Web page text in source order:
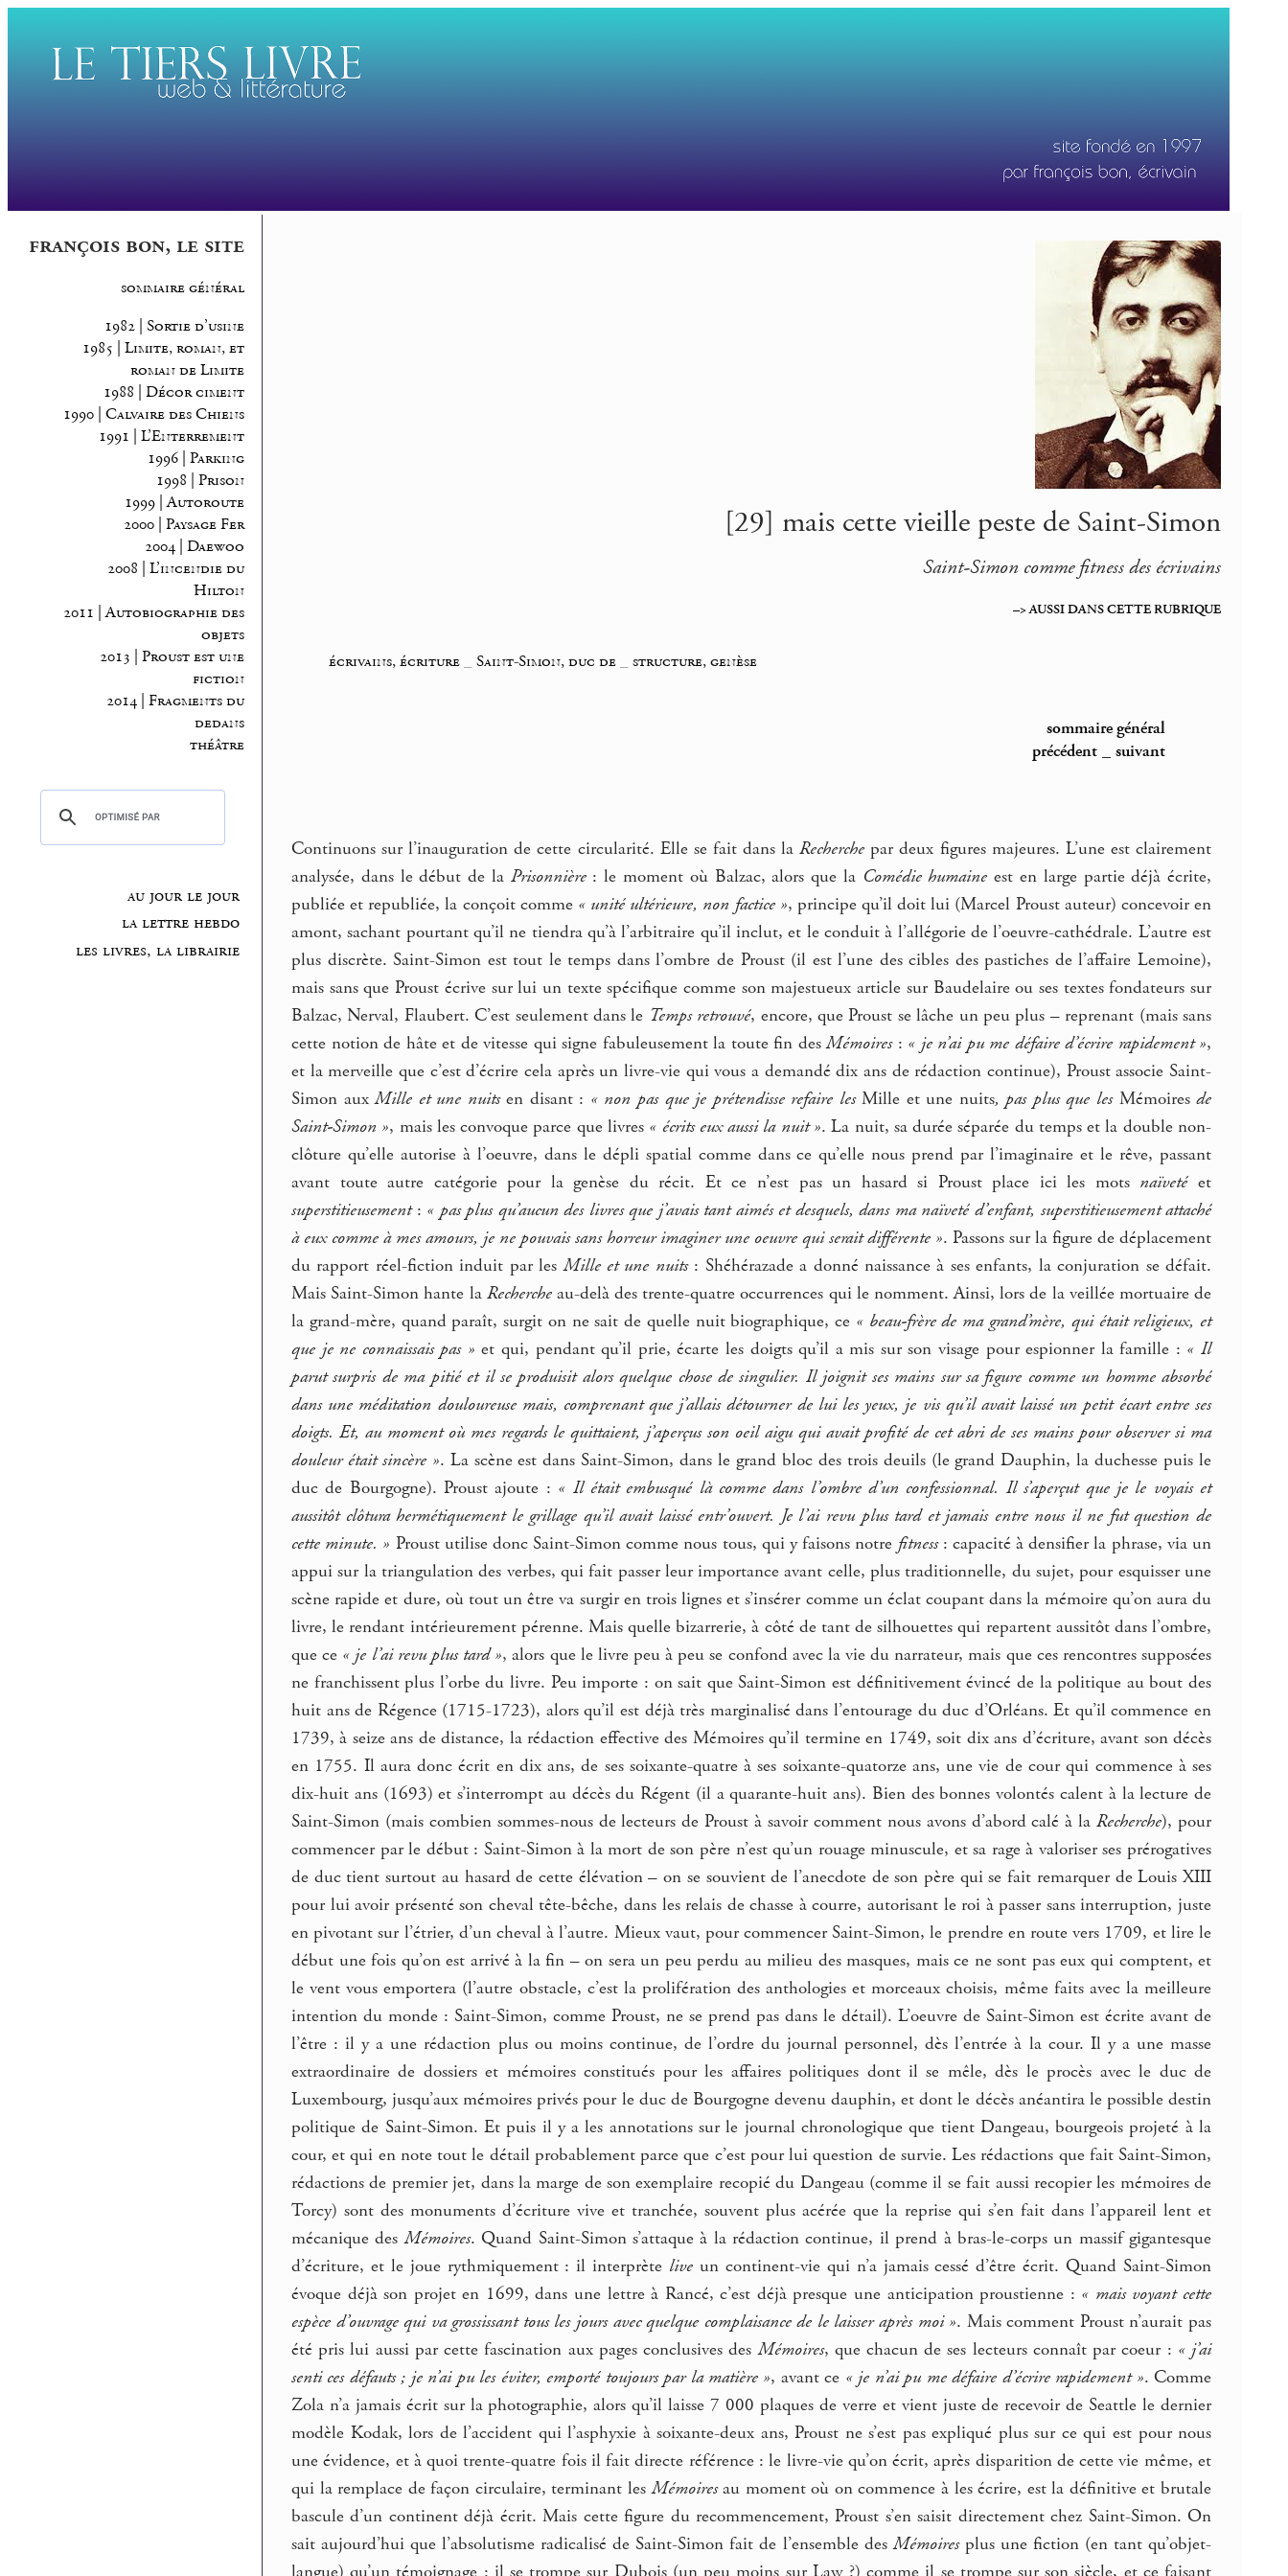
françois bon, le site
sommaire général
1982 | Sortie d’usine
1985 | Limite, roman, et
roman de Limite
1988 | Décor ciment
1990 | Calvaire des Chiens
1991 | L’Enterrement
1996 | Parking
1998 | Prison
1999 | Autoroute
2000 | Paysage Fer
2004 | Daewoo
2008 | L’incendie du
Hilton
2011 | Autobiographie des
objets
2013 | Proust est une
fiction
2014 | Fragments du
dedans
théâtre
au jour le jour
la lettre hebdo
les livres, la librairie
[29] mais cette vieille peste de Saint-Simon
Saint-Simon comme fitness des écrivains
–> AUSSI DANS CETTE RUBRIQUE
écrivains, écriture _Saint-Simon, duc de _structure, genèse
sommaire général
précédent _suivant
Continuons sur l’inauguration de cette circularité. Elle se fait dans laRecherche par deux figures majeures. L’une est clairement
analysée, dans le début de la Prisonnière: le moment où Balzac, alors que la Comédie humaine est en large partie déjà écrite,
publiée et republiée, la conçoit comme « unité ultérieure, non factice », principe qu’il doit lui (Marcel Proust auteur) concevoir en
amont, sachant pourtant qu’il ne tiendra qu’à l’arbitraire qu’il inclut, et le conduit à l’allégorie de l’oeuvre-cathédrale. L’autre est
plus discrète. Saint-Simon est tout le temps dans l’ombre de Proust (il est l’une des cibles des pastiches de l’affaire Lemoine),
mais sans que Proust écrive sur lui un texte spécifique comme son majestueux article sur Baudelaire ou ses textes fondateurs sur
Balzac, Nerval, Flaubert. C’est seulement dans le Temps retrouvé, encore, que Proust se lâche un peu plus – reprenant (mais sans
cette notion de hâte et de vitesse qui signe fabuleusement la toute fin desMémoires: « je n’ai pu me défaire d’écrire rapidement »,
et la merveille que c’est d’écrire cela après un livre-vie qui vous a demandé dix ans de rédaction continue), Proust associe Saint-
Simon auxMille et une nuitsen disant : « non pas que je prétendisse refaire lesMille et une nuits, pas plus que lesMémoiresde
Saint-Simon », mais les convoque parce que livres « écrits eux aussi la nuit ». La nuit, sa durée séparée du temps et la double non-
clôture qu’elle autorise à l’oeuvre, dans le dépli spatial comme dans ce qu’elle nous prend par l’imaginaire et le rêve, passant
avant toute autre catégorie pour la genèse du récit. Et ce n’est pas un hasard si Proust place ici les mots naïvetéet
superstitieusement: « pas plus qu’aucun des livres que j’avais tant aimés et desquels, dans ma naïveté d’enfant, superstitieusement attaché
à eux comme à mes amours, je ne pouvais sans horreur imaginer une oeuvre qui serait différente ». Passons sur la figure de déplacement
du rapport réel-fiction induit par lesMille et une nuits: Shéhérazade a donné naissance à ses enfants, la conjuration se défait.
Mais Saint-Simon hante la Rechercheau-delà des trente-quatre occurrences qui le nomment. Ainsi, lors de la veillée mortuaire de
la grand-mère, quand paraît, surgit on ne sait de quelle nuit biographique, ce « beau-frère de ma grand’mère, qui était religieux, et
que je ne connaissais pas » et qui, pendant qu’il prie, écarte les doigts qu’il a mis sur son visage pour espionner la famille : « Il
parut surpris de ma pitié et il se produisit alors quelque chose de singulier. Il joignit ses mains sur sa figure comme un homme absorbé
dans une méditation douloureuse mais, comprenant que j’allais détourner de lui les yeux, je vis qu’il avait laissé un petit écart entre ses
doigts. Et, au moment où mes regards le quittaient, j’aperçus son oeil aigu qui avait profité de cet abri de ses mains pour observer si ma
douleur était sincère ». La scène est dans Saint-Simon, dans le grand bloc des trois deuils (le grand Dauphin, la duchesse puis le
duc de Bourgogne). Proust ajoute : « Il était embusqué là comme dans l’ombre d’un confessionnal. Il s’aperçut que je le voyais et
aussitôt clôtura hermétiquement le grillage qu’il avait laissé entr’ouvert. Je l’ai revu plus tard et jamais entre nous il ne fut question de
cette minute. » Proust utilise donc Saint-Simon comme nous tous, qui y faisons notre fitness: capacité à densifier la phrase, via un
appui sur la triangulation des verbes, qui fait passer leur importance avant celle, plus traditionnelle, du sujet, pour esquisser une
scène rapide et dure, où tout un être va surgir en trois lignes et s’insérer comme un éclat coupant dans la mémoire qu’on aura du
livre, le rendant intérieurement pérenne. Mais quelle bizarrerie, à côté de tant de silhouettes qui repartent aussitôt dans l’ombre,
que ce « je l’ai revu plus tard », alors que le livre peu à peu se confond avec la vie du narrateur, mais que ces rencontres supposées
ne franchissent plus l’orbe du livre. Peu importe : on sait que Saint-Simon est définitivement évincé de la politique au bout des
huit ans de Régence (1715-1723), alors qu’il est déjà très marginalisé dans l’entourage du duc d’Orléans. Et qu’il commence en
1739, à seize ans de distance, la rédaction effective des Mémoires qu’il termine en 1749, soit dix ans d’écriture, avant son décès
en 1755. Il aura donc écrit en dix ans, de ses soixante-quatre à ses soixante-quatorze ans, une vie de cour qui commence à ses
dix-huit ans (1693) et s’interrompt au décès du Régent (il a quarante-huit ans). Bien des bonnes volontés calent à la lecture de
Saint-Simon (mais combien sommes-nous de lecteurs de Proust à savoir comment nous avons d’abord calé à laRecherche), pour
commencer par le début : Saint-Simon à la mort de son père n’est qu’un rouage minuscule, et sa rage à valoriser ses prérogatives
de duc tient surtout au hasard de cette élévation – on se souvient de l’anecdote de son père qui se fait remarquer de Louis XIII
pour lui avoir présenté son cheval tête-bêche, dans les relais de chasse à courre, autorisant le roi à passer sans interruption, juste
en pivotant sur l’étrier, d’un cheval à l’autre. Mieux vaut, pour commencer Saint-Simon, le prendre en route vers 1709, et lire le
début une fois qu’on est arrivé à la fin – on sera un peu perdu au milieu des masques, mais ce ne sont pas eux qui comptent, et
le vent vous emportera (l’autre obstacle, c’est la prolifération des anthologies et morceaux choisis, même faits avec la meilleure
intention du monde : Saint-Simon, comme Proust, ne se prend pas dans le détail). L’oeuvre de Saint-Simon est écrite avant de
l’être : il y a une rédaction plus ou moins continue, de l’ordre du journal personnel, dès l’entrée à la cour. Il y a une masse
extraordinaire de dossiers et mémoires constitués pour les affaires politiques dont il se mêle, dès le procès avec le duc de
Luxembourg, jusqu’aux mémoires privés pour le duc de Bourgogne devenu dauphin, et dont le décès anéantira le possible destin
politique de Saint-Simon. Et puis il y a les annotations sur le journal chronologique que tient Dangeau, bourgeois projeté à la
cour, et qui en note tout le détail probablement parce que c’est pour lui question de survie. Les rédactions que fait Saint-Simon,
rédactions de premier jet, dans la marge de son exemplaire recopié du Dangeau (comme il se fait aussi recopier les mémoires de
Torcy) sont des monuments d’écriture vive et tranchée, souvent plus acérée que la reprise qui s’en fait dans l’appareil lent et
mécanique desMémoires. Quand Saint-Simon s’attaque à la rédaction continue, il prend à bras-le-corps un massif gigantesque
d’écriture, et le joue rythmiquement : il interprète live un continent-vie qui n’a jamais cessé d’être écrit. Quand Saint-Simon
évoque déjà son projet en 1699, dans une lettre à Rancé, c’est déjà presque une anticipation proustienne : « mais voyant cette
espèce d’ouvrage qui va grossissant tous les jours avec quelque complaisance de le laisser après moi ». Mais comment Proust n’aurait pas
été pris lui aussi par cette fascination aux pages conclusives desMémoires, que chacun de ses lecteurs connaît par coeur : « j’ai
senti ces défauts ; je n’ai pu les éviter, emporté toujours par la matière », avant ce « je n’ai pu me défaire d’écrire rapidement ». Comme
Zola n’a jamais écrit sur la photographie, alors qu’il laisse 7 000 plaques de verre et vient juste de recevoir de Seattle le dernier
modèle Kodak, lors de l’accident qui l’asphyxie à soixante-deux ans, Proust ne s’est pas expliqué plus sur ce qui est pour nous
une évidence, et à quoi trente-quatre fois il fait directe référence : le livre-vie qu’on écrit, après disparition de cette vie même, et
qui la remplace de façon circulaire, terminant lesMémoiresau moment où on commence à les écrire, est la définitive et brutale
bascule d’un continent déjà écrit. Mais cette figure du recommencement, Proust s’en saisit directement chez Saint-Simon. On
sait aujourd’hui que l’absolutisme radicalisé de Saint-Simon fait de l’ensemble desMémoiresplus une fiction (en tant qu’objet-